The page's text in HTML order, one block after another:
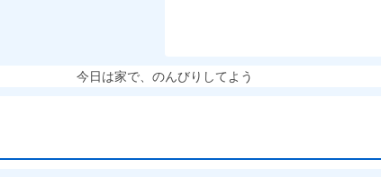
今日は家で、のんびりしてよう